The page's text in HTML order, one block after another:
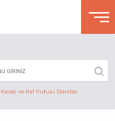
Kasalı ve Raf Kutulu Standlar